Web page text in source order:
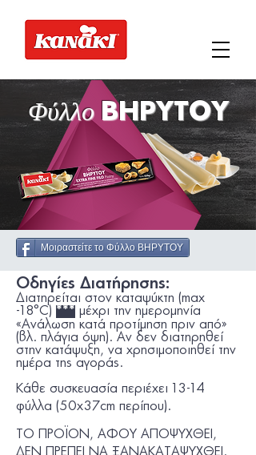
Φύλλο ΒΗΡΥΤΟΥ
Μοιραστείτε το Φύλλο ΒΗΡΥΤΟΥ
Οδηγίες Διατήρησης:
Διατηρείται στον καταψύκτη (max
-18°C) *** µέχρι την ηµεροµηνία
«Ανάλωση κατά προτίµηση πριν από»
(βλ. πλάγια όψη). Αν δεν διατηρηθεί
στην κατάψυξη, να χρησιµοποιηθεί την
ηµέρα της αγοράς.
Κάθε συσκευασία περιέχει 13-14
φύλλα (50x37cm περίπου).
ΤΟ ΠΡΟΪΟΝ, ΑΦΟΥ ΑΠΟΨΥΧΘΕΙ,
ΔΕΝ ΠΡΕΠΕΙ ΝΑ ΞΑΝΑΚΑΤΑΨΥΧΘΕΙ.